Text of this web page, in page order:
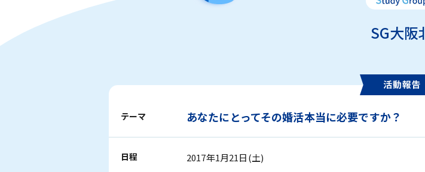
SG大阪
テーマ あなたにとってその婚活本当に必要ですか？
日程 2017年1月21日(土)